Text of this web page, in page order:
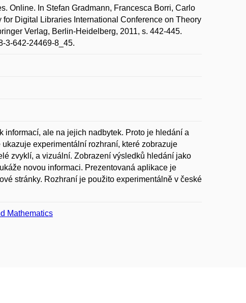
Online. In Stefan Gradmann, Francesca Borri, Carlo
Digital Libraries International Conference on Theory
Verlag, Berlin-Heidelberg, 2011, s. 442-445.
3-642-24469-8_45.
ale na jejich nadbytek. Proto je hledání a
experimentální rozhraní, které zobrazuje
zvyklí, a vizuální. Zobrazení výsledků hledání jako
novou informaci. Prezentovaná aplikace je
stránky. Rozhraní je použito experimentálně v české
Mathematics